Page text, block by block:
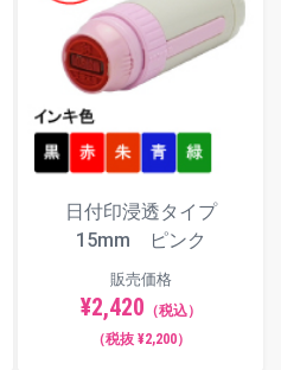
日付印浸透タイプ
15mm ピンク
販売価格
¥2,420 （税込）
（税抜 ¥2,200）